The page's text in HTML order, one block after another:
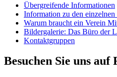
Übergreifende Informationen
Information zu den
Warum braucht ein Verein
Bildergalerie: Das Büro der
Kontaktgruppen
Besuchen Sie uns auf